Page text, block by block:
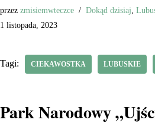
przez zmisiemwteczce Dokąd dzisiaj
1 listopada, 2023
Tagi: CIEKAWOSTKA LUBUSKIE
Park Narodowy